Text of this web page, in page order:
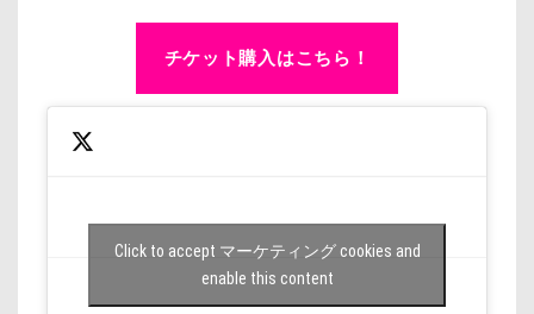
チケット購入はこちら！
Click to accept マーケティング cookies and
enable this content